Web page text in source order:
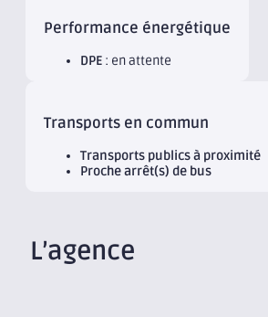
Performance énergétique
DPE : en attente
Transports en commun
Transports publics à proximité
Proche arrêt(s) de bus
L’agence